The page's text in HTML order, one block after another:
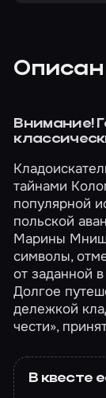
Внимание!
тайнами
популярной
польской
Марины
символы,
от заданной
Долгое
дележкой
чести»,
В квесте